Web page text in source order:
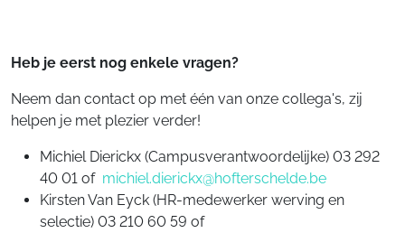
Heb je eerst nog enkele vragen?
Neem dan contact op met één van onze collega's, zij
helpen je met plezier verder!
Michiel Dierickx (Campusverantwoordelijke) 03 292
40 01 of michiel.dierickx@hofterschelde.be
Kirsten Van Eyck (HR-medewerker werving en
selectie) 03 210 60 59 of